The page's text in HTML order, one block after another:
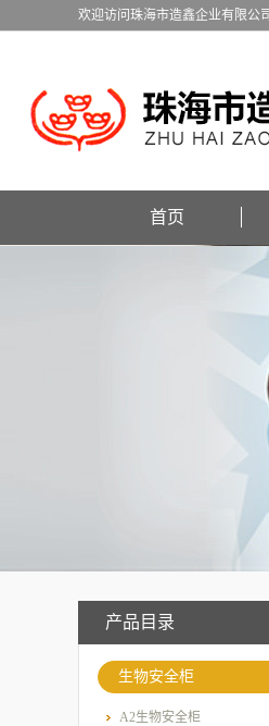
欢迎访问珠海市造鑫企业有限公
首页
产品目录
生物安全柜
A2生物安全柜